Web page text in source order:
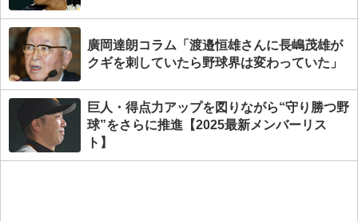
廣岡達朗コラム「渡邉恒雄さんに長嶋茂雄が
クギを刺していたら野球界は変わっていた」
巨人・得点力アップを図りながら“守り勝つ野
球”をさらに推進【2025最新メンバーリス
ト】